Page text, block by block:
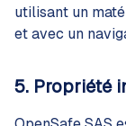
utilisant un
et avec un
5. Propriété